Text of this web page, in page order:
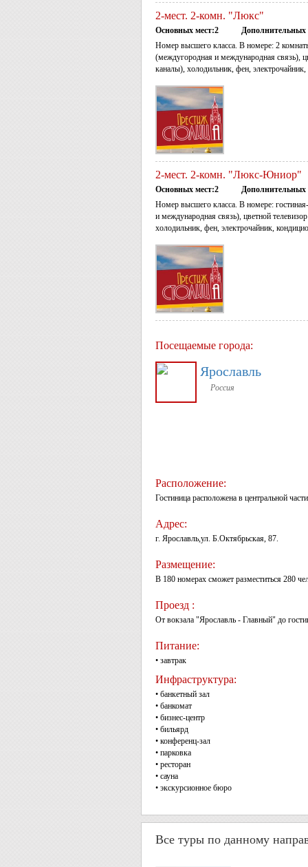
2-мест. 2-комн. "Люкс"
Основных мест:2
Дополнительных
Номер высшего класса. В номере: 2
(междугородная и международная связь),
каналы), холодильник, фен,
2-мест. 2-комн. "Люкс-Юниор"
Основных мест:2
Дополнительных
Номер высшего класса. В номере:
и международная связь), цветной
холодильник, фен, электрочайник,
Посещаемые города:
Ярославль
Россия
Расположение:
Гостиница расположена в центральной
Адрес:
г. Ярославль,ул. Б.Октябрьская, 87.
Размещение:
В 180 номерах сможет разместиться 280
Проезд :
От вокзала "Ярославль - Главный" до
Питание:
• завтрак
Инфраструктура:
• банкетный зал
• банкомат
• бизнес-центр
• бильярд
• конференц-зал
• парковка
• ресторан
• сауна
• экскурсионное бюро
Все туры по данному